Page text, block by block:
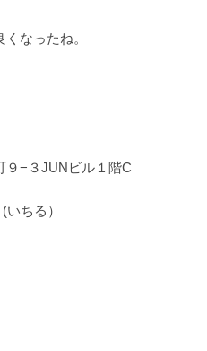
なったね。
９−３JUNビル１階C
ちる）